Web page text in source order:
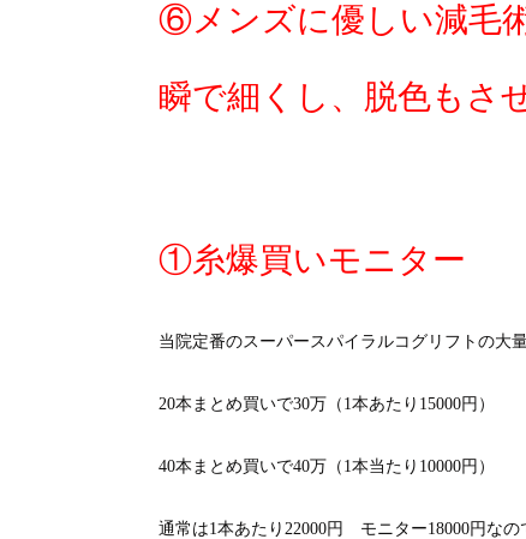
⑥メンズに優しい減毛
瞬で細くし、脱色もさ
①糸爆買いモニター
当院定番のスーパースパイラルコグリフトの大
20本まとめ買いで30万（1本あたり15000円）
40本まとめ買いで40万（1本当たり10000円）
通常は1本あたり22000円 モニター18000円なの